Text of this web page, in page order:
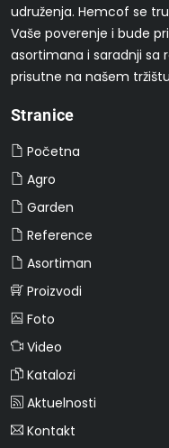
udruženja. Hemcof se
Vaše poverenje i bude
asortimana i saradnji sa
prisutne na našem
Stranice
Početna
Agro
Garden
Reference
Asortiman
Proizvodi
Foto
Video
Katalozi
Aktuelnosti
Kontakt